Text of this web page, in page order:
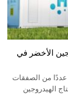
الأخضر في
من الصفقات
الهيدروجين